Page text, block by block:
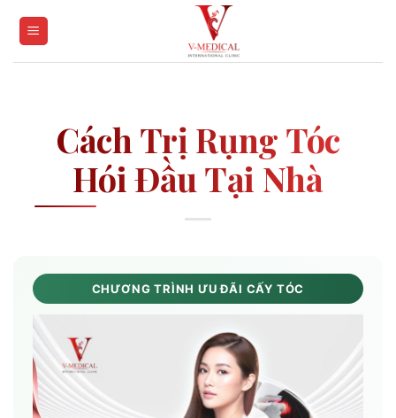
Cách Trị Rụng Tóc
Hói Đầu Tại Nhà
CHƯƠNG TRÌNH ƯU ĐÃI CẤY TÓC